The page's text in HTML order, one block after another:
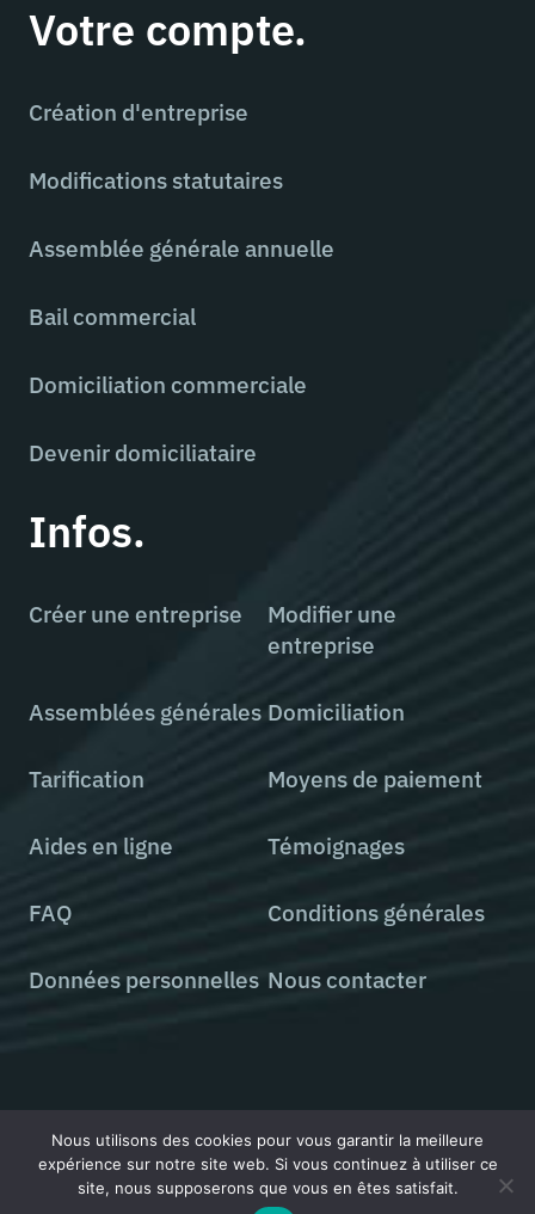
Votre compte.
Création d'entreprise
Modifications statutaires
Assemblée générale annuelle
Bail commercial
Domiciliation commerciale
Devenir domiciliataire
Infos.
Créer une entreprise
Modifier une
entreprise
Assemblées générales Domiciliation
Tarification Moyens de paiement
Aides en ligne Témoignages
FAQ Conditions générales
Données personnelles Nous contacter
Tous droits réservés © 2000 - 2026 StatutsOnLine
Nous utilisons des cookies pour vous garantir la meilleure
expérience sur notre site web. Si vous continuez à utiliser ce
site, nous supposerons que vous en êtes satisfait.